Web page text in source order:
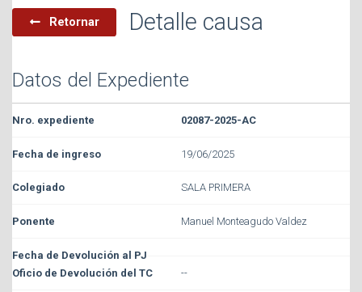
Retornar Detalle causa
Datos del Expediente
02087-2025-AC
19/06/2025
SALA PRIMERA
Manuel Monteagudo Valdez
--